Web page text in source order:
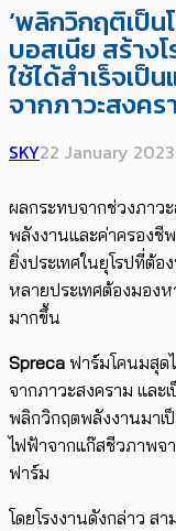
‘พลิกวิกฤติเป็น
บอสเนีย สร้าง
ใช้ได้สำเร็จเป็
จากภาวะสงคร
SKY22 January 2023
ผลกระทบจากช่วงภาวะ
พลังงานและค่าครองชี
ยิ่งประเทศในยุโรปที่ต้อ
หลายประเทศต้องมอง
มากขึ้น
Spreca ฟาร์มโคนมสุด
จากภาวะสงคราม​ และ
พลิกวิกฤตพลังงานมาเ
ไฟฟ้าจากแก๊สชีวภาพจ
ฟาร์ม
โดยโรงงานดังกล่าว ​ส